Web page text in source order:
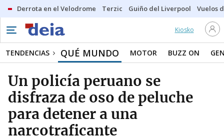
Derrota en el Velodrome Terzic Guiño del Liverpool Vuelos
Kiosko
TENDENCIAS QUÉ MUNDO MOTOR BUZZ ON
Un policía peruano se
disfraza de oso de peluche
para detener a una
narcotraficante